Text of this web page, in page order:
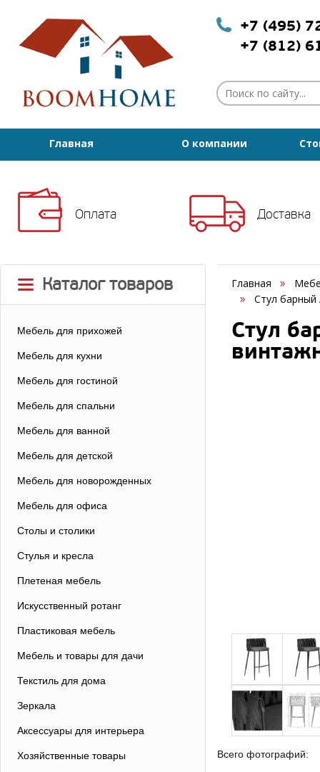
+7 (495)
+7 (812)
Главная О компании
Оплата Доставка
Каталог товаров
Мебель для прихожей
Мебель для кухни
Мебель для гостиной
Мебель для спальни
Мебель для ванной
Мебель для детской
Мебель для новорожденных
Мебель для офиса
Столы и столики
Стулья и кресла
Плетеная мебель
Искусственный ротанг
Пластиковая мебель
Мебель и товары для дачи
Текстиль для дома
Зеркала
Аксессуары для интерьера
Хозяйственные товары
Главная
Стул барный
Стул
Всего фотографий: